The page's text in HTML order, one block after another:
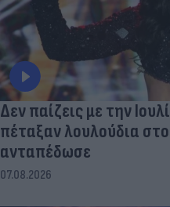
Δεν παίζεις με την
πέταξαν λουλούδια
ανταπέδωσε
07.08.2026